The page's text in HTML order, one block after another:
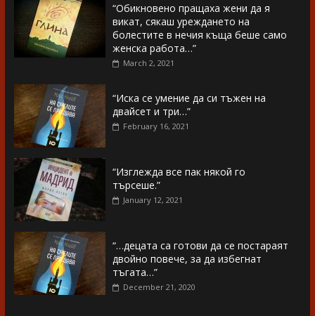
“Обикновено пращаха жени да я
викат, сякаш уреждането на
болестите в нечия къща беше само
женска работа…”
March 2, 2021
“Иска се умение да си тъжен на
двайсет и три…”
February 16, 2021
“Изглежда все пак някой го
търсеше.”
January 12, 2021
“…децата са готови да се постараят
двойно повече, за да избегнат
тъгата…”
December 21, 2020